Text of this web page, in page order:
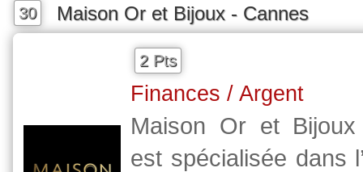
30 Maison Or et Bijoux - Cannes
2 Pts
Finances / Argent
Maison Or et
est spécialisée dans